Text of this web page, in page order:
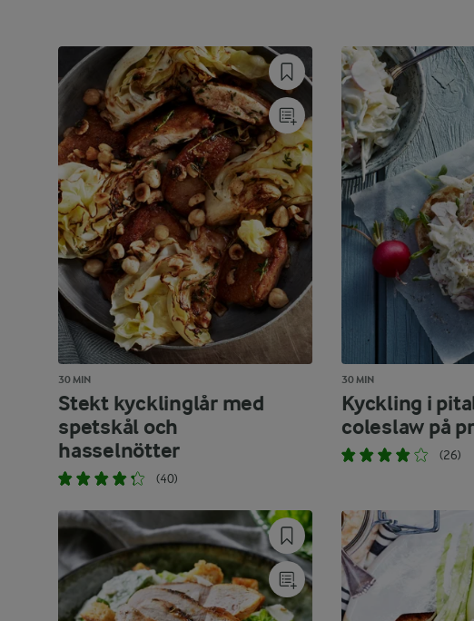
30 MIN
Stekt kycklinglår med
spetskål och
hasselnötter
(40)
30 MIN
Kyckling i
coleslaw på
(26)